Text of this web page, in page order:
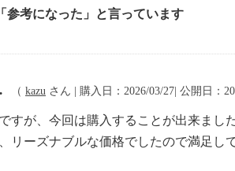
参考になった」と言っています
（ kazu さん | 購入日：2026/03/27| 公開日：
すが、今回は購入することが出来ま
リーズナブルな価格でしたので満足し